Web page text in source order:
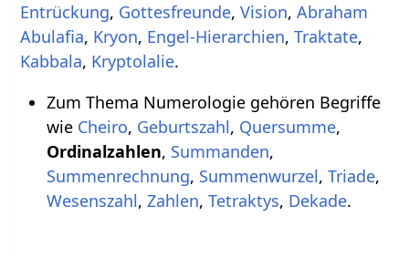
Entrückung, Gottesfreunde,Vision,Abraham
Abulafia, Kryon, Engel-Hierarchien,Traktate,
Kabbala, Kryptolalie.
Zum Thema Numerologie gehören Begriffe
wie Cheiro, Geburtszahl, Quersumme,
Ordinalzahlen, Summanden,
Summenrechnung, Summenwurzel, Triade,
Wesenszahl, Zahlen, Tetraktys, Dekade.